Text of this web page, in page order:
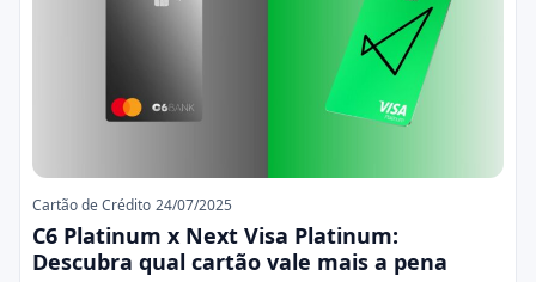
Cartão de Crédito 24/07/2025
C6 Platinum x Next Visa Platinum:
Descubra qual cartão vale mais a pena